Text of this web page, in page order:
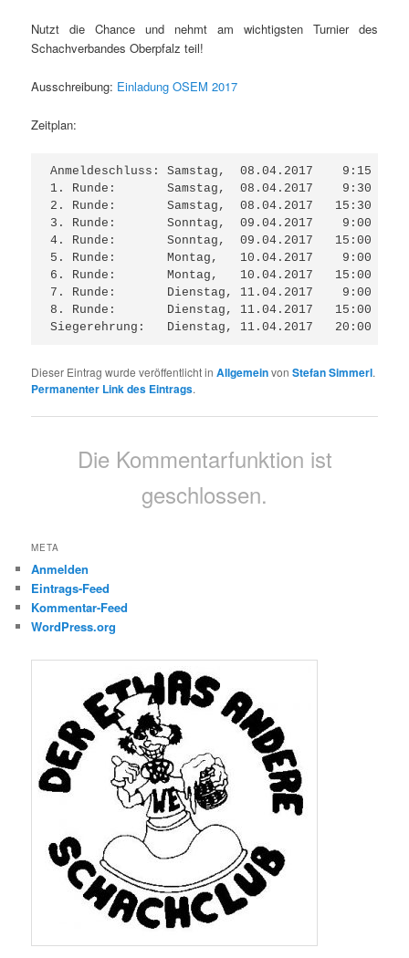
Nutzt die Chance und nehmt am wichtigsten Turnier des
Schachverbandes Oberpfalz teil!
Ausschreibung: Einladung OSEM 2017
Zeitplan:
Anmeldeschluss: Samstag,  08.04.2017    9:15 Uhr
1. Runde:       Samstag,  08.04.2017    9:30 Uhr
2. Runde:       Samstag,  08.04.2017   15:30 Uhr
3. Runde:       Sonntag,  09.04.2017    9:00 Uhr
4. Runde:       Sonntag,  09.04.2017   15:00 Uhr
5. Runde:       Montag,   10.04.2017    9:00 Uhr
6. Runde:       Montag,   10.04.2017   15:00 Uhr
7. Runde:       Dienstag, 11.04.2017    9:00 Uhr
8. Runde:       Dienstag, 11.04.2017   15:00 Uhr
Siegerehrung:   Dienstag, 11.04.2017   20:00 Uhr
Dieser Eintrag wurde veröffentlicht inAllgemeinvonStefan Simmerl.
Permanenter Link des Eintrags.
Die Kommentarfunktion ist
geschlossen.
META
Anmelden
Eintrags-Feed
Kommentar-Feed
WordPress.org